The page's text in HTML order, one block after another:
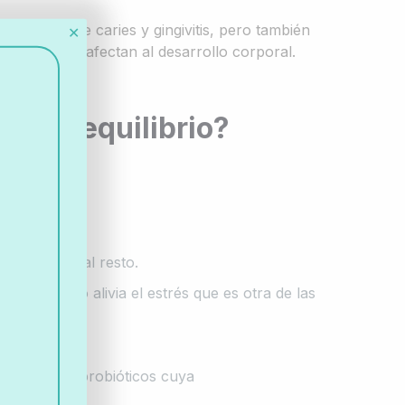
causas de caries y gingivitis, pero también
y que afectan al desarrollo corporal.
su equilibrio?
afectar al resto.
lo tanto alivia el estrés que es otra de las
son probióticos cuya
✕